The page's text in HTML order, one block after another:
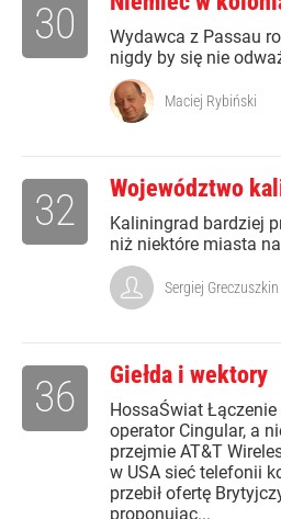
Wydawca z Passau
nigdy by się nie
30
Maciej Rybiński
Województwo
Kaliningrad bardziej
niż niektóre miasta
32
Sergiej Greczuszkin
Giełda i wektory
HossaŚwiat
operator Cingular, a
przejmie AT&T
w USA sieć telefonii
przebił ofertę
proponując...
36